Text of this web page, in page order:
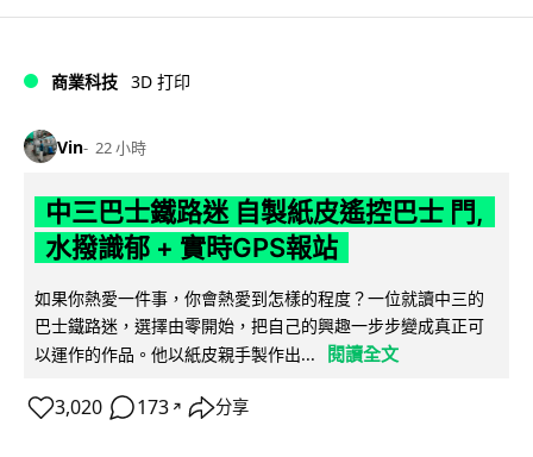
商業科技 3D 打印
Vin 22 小時
中三巴士鐵路迷 自製紙皮遙控巴士 門,
水撥識郁 + 實時GPS報站
如果你熱愛一件事，你會熱愛到怎樣的程度？一位就讀中三的
巴士鐵路迷，選擇由零開始，把自己的興趣一步步變成真正可
以運作的作品。他以紙皮親手製作出...
閱讀全文
3,020 173 ↗ 分享